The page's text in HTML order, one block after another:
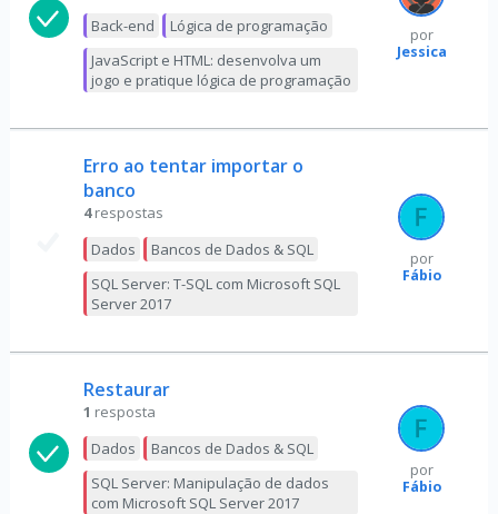
Back-end
Lógica de programação
JavaScript e HTML: desenvolva um
jogo e pratique lógica de programação
por
Jessica
Erro ao tentar importar o
banco
4 respostas
Dados
Bancos de Dados & SQL
SQL Server: T-SQL com Microsoft SQL
Server 2017
por
Fábio
Restaurar
1 resposta
Dados
Bancos de Dados & SQL
SQL Server: Manipulação de dados
com Microsoft SQL Server 2017
por
Fábio